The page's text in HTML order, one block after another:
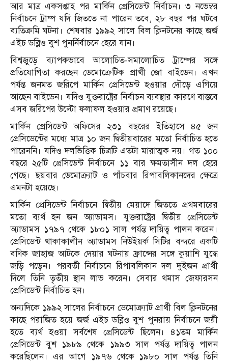
আর মাত্র একসপ্তাহ পর মার্কিন প্রেসিডেন্ট নির্বাচন। ৩ নভেম্বর
নির্বাচনে ট্রাম্প যদি জিততে না পারেন তবে, ২৮ বছর পর ঘটবে
ব্যতিক্রমি ঘটনা। শেষবার ১৯৯২ সালে বিল ক্লিনটনের কাছে জর্জ
এইচ ডব্লিও বুশ পুনর্নির্বাচনে হেরে যান।
বিশ্বজুড়ে ব্যাপকভাবে আলোচিত-সমালোচিত ট্রাম্পের সঙ্গে
প্রতিযোগিতা করছেন ডেমোক্রেটিক প্রার্থী জো বাইডেন। এখন
পর্যন্ত জনমত জরিপে মার্কিন প্রেসিডেন্ট হওয়ার দৌড়ে এগিয়ে
আছেন বাইডেন। যদিও যুক্তরাষ্ট্রের নির্বাচন ব্যবস্থার কারণে বাস্তবে
এসব জরিপের উল্টো ফলাফল হওয়ার প্রমাণ রয়েছে।
মার্কিন প্রেসিডেন্ট অফিসের ২৩১ বছরের ইতিহাসে ৪৫ জন
প্রেসিডেন্টের মধ্যে মাত্র ১০ জন দ্বিতীয়বারের মতো নির্বাচিত হতে
পারেননি। যদিও দলভিত্তিক চিত্রটি এতটা মারাত্মক নয়। গত ১০০
বছরে ২৫টি প্রেসিডেন্ট নির্বাচনে ১১ বার ক্ষমতাসীন দল হেরে
গেছে। ছয়বার ডেমোক্র্যাট ও পাঁচবার রিপাবলিকানদের ক্ষেত্রে
এমনটা হয়েছে।
মার্কিন প্রেসিডেন্ট নির্বাচনে দ্বিতীয় মেয়াদে জিততে প্রথমবারের
মতো ব্যর্থ হন জন অ্যাডামস। যুক্তরাষ্ট্রের দ্বিতীয় প্রেসিডেন্ট
অ্যাডামস ১৭৯৭ থেকে ১৮০১ সাল পর্যন্ত দায়িত্ব পালন করেন।
প্রেসিডেন্ট থাকাকালীন অ্যাডামস নিউইয়র্ক সিটির বন্দরে একটি
বণিক জাহাজ আটকে দেয়ার ঘটনায় ফ্রান্সের সঙ্গে কুয়াশি যুদ্ধে
জড়ি পড়েন। পরবর্তী নির্বাচনে রিপাবলিকান দল দুইজন প্রার্থী
দিলে তিনি তৃতীয় স্থান লাভ করেন। সেবার থমাস জেফারসন
প্রেসিডেন্ট নির্বাচিত হন।
অন্যদিকে ১৯৯২ সালের নির্বাচনে ডেমোক্র্যাট প্রার্থী বিল ক্লিনটনের
কাছে পরাজিত হয়ে জর্জ এইচ ডব্লিও বুশ পুনরায় নির্বাচনে জয়ী
হতে ব্যর্থ হওয়া সর্বশেষ প্রেসিডেন্ট ছিলেন। ৪১তম মার্কিন
প্রেসিডেন্ট বুশ ১৯৮৯ থেকে ১৯৯৩ সাল পর্যন্ত দায়িত্ব পালন
করেছিলেন। এর আগে ১৯৭৬ থেকে ১৯৮০ সাল পর্যন্ত তিনি